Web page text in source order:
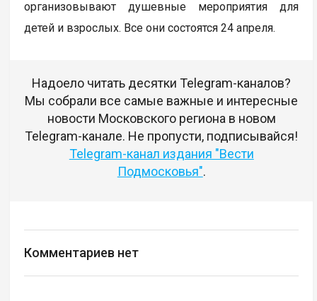
организовывают душевные мероприятия для
детей и взрослых. Все они состоятся 24 апреля.
Надоело читать десятки Telegram-каналов?
Мы собрали все самые важные и интересные
новости Московского региона в новом
Telegram-канале. Не пропусти, подписывайся!
Telegram-канал издания "Вести
Подмосковья".
Комментариев нет